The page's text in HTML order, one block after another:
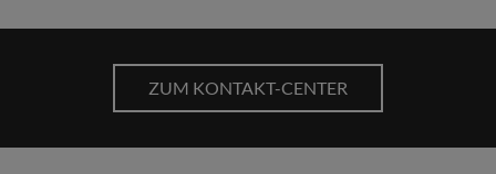
ZUM KONTAKT-CENTER